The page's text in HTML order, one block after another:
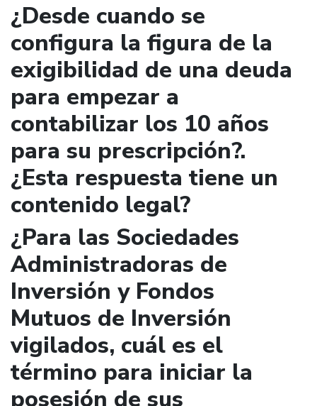
¿Desde cuando se
configura la figura de la
exigibilidad de una deuda
para empezar a
contabilizar los 10 años
para su prescripción?.
¿Esta respuesta tiene un
contenido legal?
¿Para las Sociedades
Administradoras de
Inversión y Fondos
Mutuos de Inversión
vigilados, cuál es el
término para iniciar la
posesión de sus